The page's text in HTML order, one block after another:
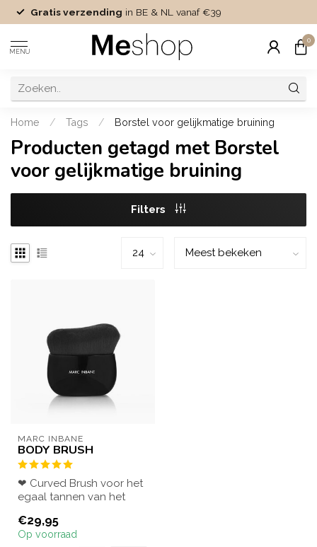
Gratis verzending in BE & NL vanaf €39
MENU
0
Home / Tags / Borstel voor gelijkmatige bruining
Producten getagd met Borstel
voor gelijkmatige bruining
Filters
MARC INBANE
BODY BRUSH
❤ Curved Brush voor het
egaal tannen van het
Deze han...
€29,95
Op voorraad